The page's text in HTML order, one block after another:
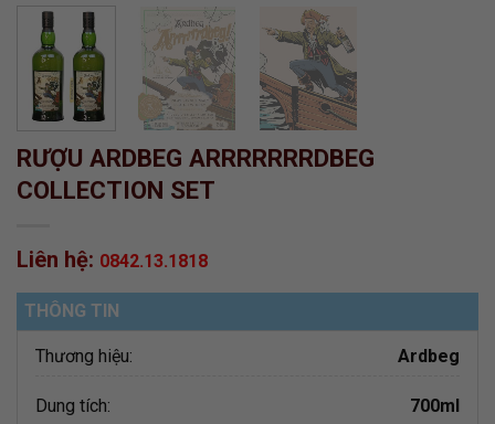
RƯỢU ARDBEG ARRRRRRRDBEG
COLLECTION SET
Liên hệ: 0842.13.1818
THÔNG TIN
Thương hiệu: Ardbeg
Dung tích: 700ml